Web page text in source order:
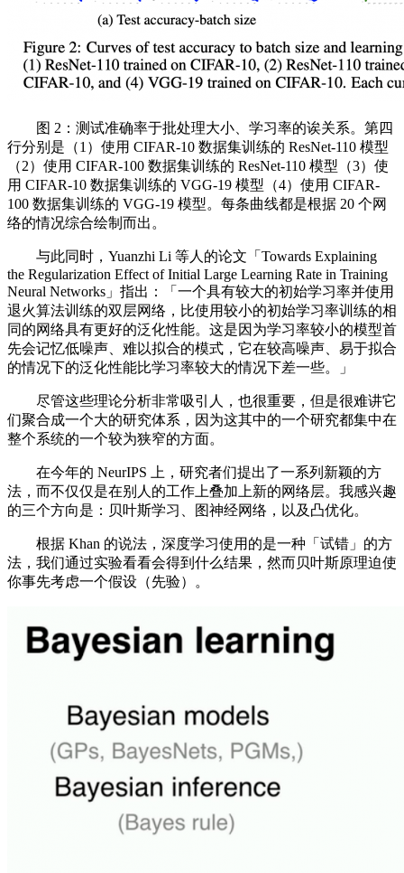
图 2：测试准确率于批处理大小、学习率的诶关系。第四
行分别是（1）使用 CIFAR-10 数据集训练的 ResNet-110 模型
（2）使用 CIFAR-100 数据集训练的 ResNet-110 模型（3）使
用 CIFAR-10 数据集训练的 VGG-19 模型（4）使用 CIFAR-
100 数据集训练的 VGG-19 模型。每条曲线都是根据 20 个网
络的情况综合绘制而出。
与此同时，Yuanzhi Li 等人的论文「Towards Explaining
the Regularization Effect of Initial Large Learning Rate in Training
Neural Networks」指出：「一个具有较大的初始学习率并使用
退火算法训练的双层网络，比使用较小的初始学习率训练的相
同的网络具有更好的泛化性能。这是因为学习率较小的模型首
先会记忆低噪声、难以拟合的模式，它在较高噪声、易于拟合
的情况下的泛化性能比学习率较大的情况下差一些。」
尽管这些理论分析非常吸引人，也很重要，但是很难讲它
们聚合成一个大的研究体系，因为这其中的一个研究都集中在
整个系统的一个较为狭窄的方面。
在今年的 NeurIPS 上，研究者们提出了一系列新颖的方
法，而不仅仅是在别人的工作上叠加上新的网络层。我感兴趣
的三个方向是：贝叶斯学习、图神经网络，以及凸优化。
根据 Khan 的说法，深度学习使用的是一种「试错」的方
法，我们通过实验看看会得到什么结果，然而贝叶斯原理迫使
你事先考虑一个假设（先验）。